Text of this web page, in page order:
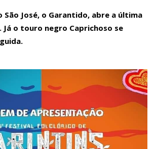
São José, o Garantido, abre a última
o touro negro Caprichoso se